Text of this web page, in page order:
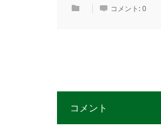
コメント:0
コメント